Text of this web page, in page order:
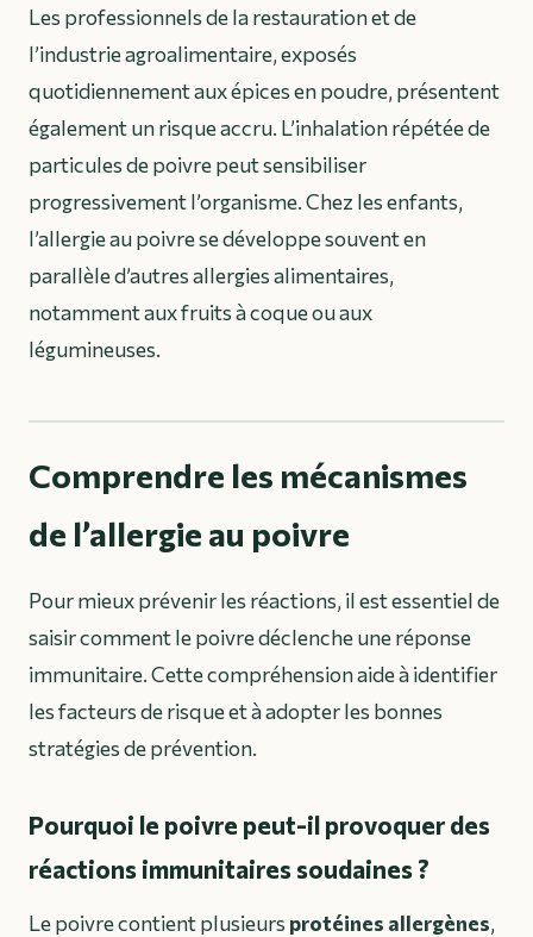
Les professionnels de la restauration et de
l’industrie agroalimentaire, exposés
quotidiennement aux épices en poudre, présentent
également un risque accru. L’inhalation répétée de
particules de poivre peut sensibiliser
progressivement l’organisme. Chez les enfants,
l’allergie au poivre se développe souvent en
parallèle d’autres allergies alimentaires,
notamment aux fruits à coque ou aux
légumineuses.
Comprendre les mécanismes
de l’allergie au poivre
Pour mieux prévenir les réactions, il est essentiel de
saisir comment le poivre déclenche une réponse
immunitaire. Cette compréhension aide à identifier
les facteurs de risque et à adopter les bonnes
stratégies de prévention.
Pourquoi le poivre peut-il provoquer des
réactions immunitaires soudaines ?
Le poivre contient plusieursprotéines allergènes,